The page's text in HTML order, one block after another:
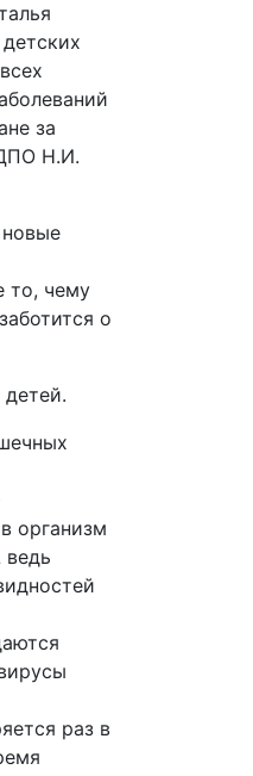
за
Н.И.
то, чему
о
организм
ведь
раз в